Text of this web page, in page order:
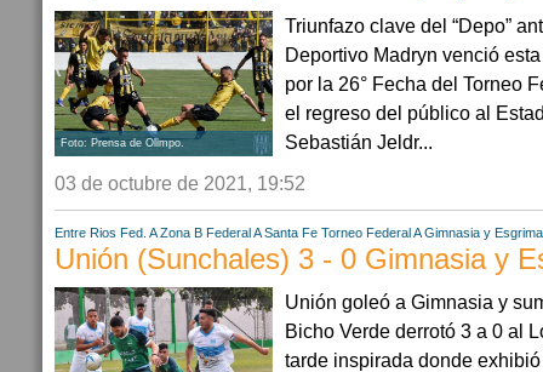
Foto: Prensa de Olimpo.
Triunfazo clave del “Depo”
Deportivo Madryn venció
por la 26° Fecha del Torneo
el regreso del público al
Sebastián Jeldr...
03 de octubre de 2021, 19:52
Entre Rios Fed. A Zona B Federal A Santa Fe Torneo Federal A Gimnasia y
Unión (Sunchales) 3 - 0 Gimnasia y
Unión goleó a Gimnasia y
Bicho Verde derrotó 3 a 0 al
tarde inspirada donde